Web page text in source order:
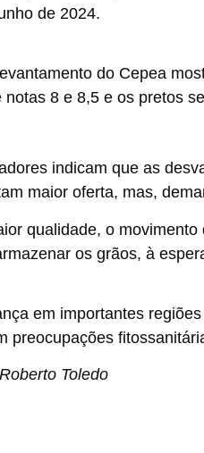
de 2024.
do Cepea
8 e 8,5 e os pretos
indicam que as
maior oferta, mas,
qualidade, o
os grãos, à
em importantes
preocupações
Toledo